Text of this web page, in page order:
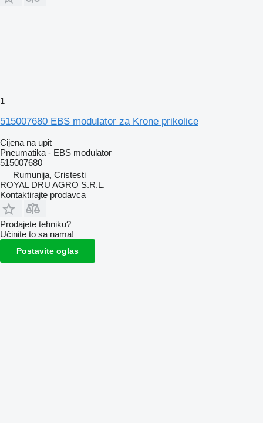
1
515007680 EBS modulator za Krone prikolice
Cijena na upit
Pneumatika - EBS modulator
515007680
Rumunija, Cristesti
ROYAL DRU AGRO S.R.L.
Kontaktirajte prodavca
Prodajete tehniku?
Učinite to sa nama!
Postavite oglas